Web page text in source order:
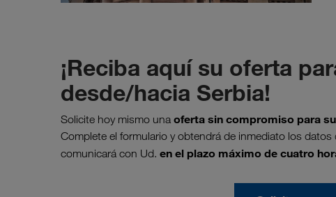
¡Reciba aquí su oferta
desde/hacia Serbia!
Solicite hoy mismo una oferta sin compromiso para
Complete el formulario y obtendrá de inmediato los
comunicará con Ud. en el plazo máximo de cuatro